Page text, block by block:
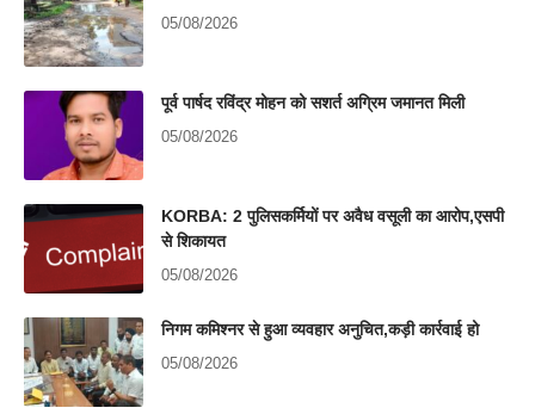
05/08/2026
पूर्व पार्षद रविंद्र मोहन को सशर्त अग्रिम जमानत मिली
05/08/2026
KORBA: 2 पुलिसकर्मियों पर अवैध वसूली का आरोप,एसपी
से शिकायत
05/08/2026
निगम कमिश्नर से हुआ व्यवहार अनुचित,कड़ी कार्रवाई हो
05/08/2026